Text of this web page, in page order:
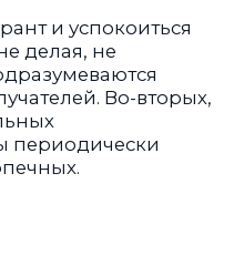
и успокоиться
делая, не
Во-вторых,
периодически